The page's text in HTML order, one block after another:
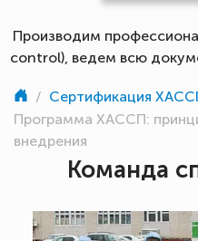
Производим
control), ведем всю
/ Сертификация
Программа ХАССП:
внедрения
Команда